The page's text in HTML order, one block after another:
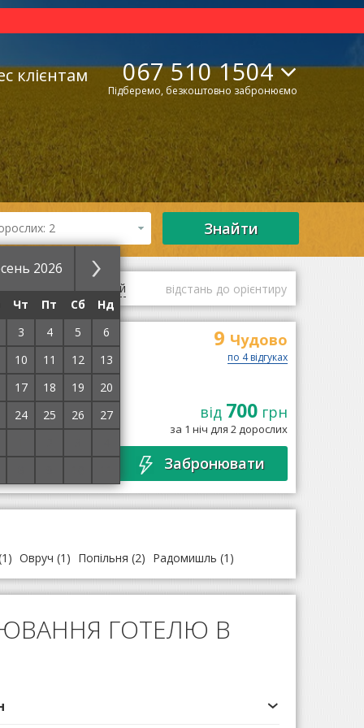
клієнтам 067 510 1504
Підберемо, безкоштовно забронюємо
2026
Чт Пт Сб
Нд
3 4 5
6
10 11 12
13
17 18 19
20
24 25 26
27
2 Знайти
оцінки гостей відстань до орієнтиру
28 км від міста
необхідним для
9 Чудово
по 4 відгуках
від 700грн
за 1 ніч для 2 дорослих
Забронювати
Овруч (1) Попільня (2) Радомишль (1)
ГОТЕЛЮ В